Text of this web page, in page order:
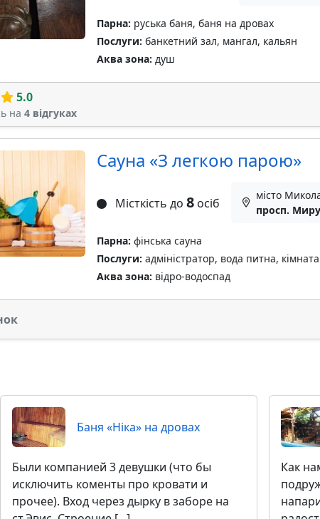
Парна: руська баня, баня на дровах
Послуги: банкетний зал, мангал, кальян
Аква зона: душ
5.0
на 4 відгуках
Сауна «З легкою парою»
Місткість до 8осіб
місто
просп.
Парна: фінська сауна
Послуги: адміністратор, вода питна,
Аква зона: відро-водоспад
Баня «Ніка» на дровах
Были компанией 3 девушки (что бы
исключить коменты про кровати и
прочее). Вход через дырку в заборе на
Как